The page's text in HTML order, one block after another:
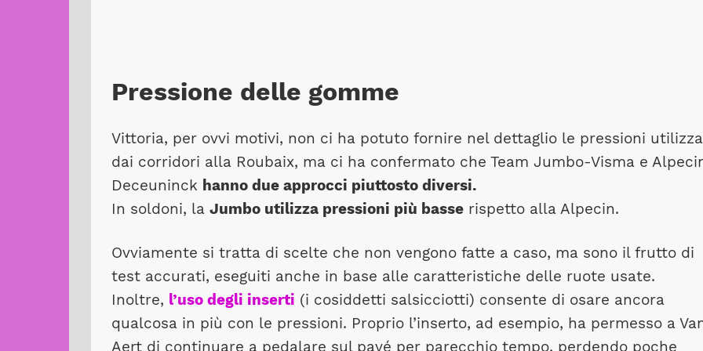
Pressione delle gomme
Vittoria, per ovvi motivi, non ci ha potuto fornire nel dettaglio le pressioni
dai corridori alla Roubaix, ma ci ha confermato che Team Jumbo-Visma e
Deceuninck hanno due approcci piuttosto diversi.
In soldoni, la Jumbo utilizza pressioni più basse rispetto alla Alpecin.
Ovviamente si tratta di scelte che non vengono fatte a caso, ma sono il frutto di
test accurati, eseguiti anche in base alle caratteristiche delle ruote usate.
Inoltre, l’uso degli inserti (i cosiddetti salsicciotti) consente di osare ancora
qualcosa in più con le pressioni. Proprio l’inserto, ad esempio, ha permesso a
Aert di continuare a pedalare sul pavé per parecchio tempo, perdendo poche